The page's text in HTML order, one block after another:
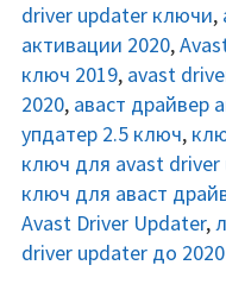
driver updater ключи,
активации 2020,
ключ 2019, avast
2020, аваст драйвер
упдатер 2.5 ключ,
ключ для avast driver
ключ для аваст
Avast Driver Updater,
driver updater до 2020